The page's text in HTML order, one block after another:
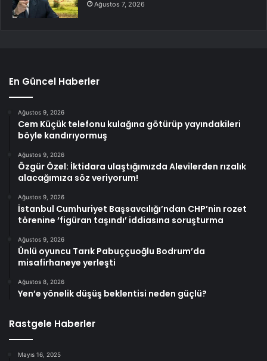
Ağustos 7, 2026
En Güncel Haberler
Ağustos 9, 2026
Cem Küçük telefonu kulağına götürüp yayındakileri
böyle kandırıyormuş
Ağustos 9, 2026
Özgür Özel: İktidara ulaştığımızda Alevilerden rızalık
alacağımıza söz veriyorum!
Ağustos 9, 2026
İstanbul Cumhuriyet Başsavcılığı’ndan CHP’nin rozet
törenine ‘figüran taşındı’ iddiasına soruşturma
Ağustos 9, 2026
Ünlü oyuncu Tarık Pabuççuoğlu Bodrum’da
misafirhaneye yerleşti
Ağustos 8, 2026
Yen’e yönelik düşüş beklentisi neden güçlü?
Rastgele Haberler
Mayıs 16, 2025